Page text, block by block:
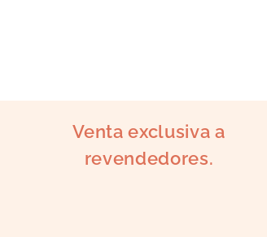
Venta exclusiva a
revendedores.